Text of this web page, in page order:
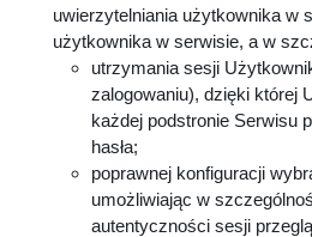
uwierzytelniania użytkownika w
użytkownika w serwisie, a w
utrzymania sesji
zalogowaniu), dzięki której
każdej podstronie Serwisu
hasła;
poprawnej konfiguracji
umożliwiając w
autentyczności sesji